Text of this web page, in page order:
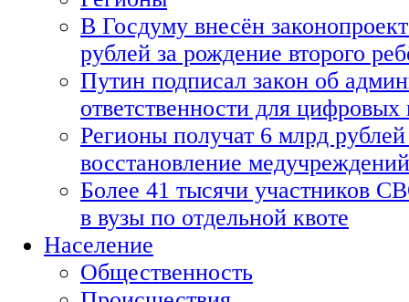
В Госдуму внесён
рублей за рождение второго
Путин подписал закон об
ответственности для
Регионы получат 6 млрд рублей
восстановление медучреждений
Более 41 тысячи участников
в вузы по отдельной квоте
Население
Общественность